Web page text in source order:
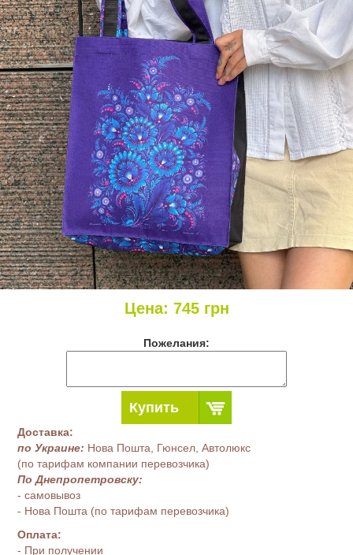
Цена: 745грн
Пожелания:
Купить
Доставка:
по Украине: Нова Пошта, Гюнсел, Автолюкс
(по тарифам компании перевозчика)
По Днепропетровску:
- самовывоз
- Нова Пошта (по тарифам перевозчика)
Оплата:
- При получении